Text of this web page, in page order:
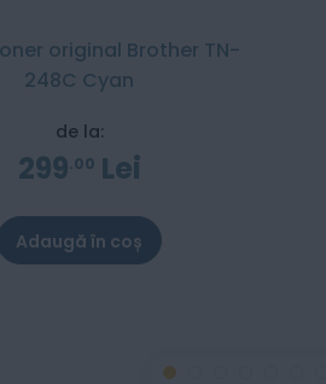
original Brother TN-
248C Cyan
de la:
299 00 Lei
Adaugă în coș